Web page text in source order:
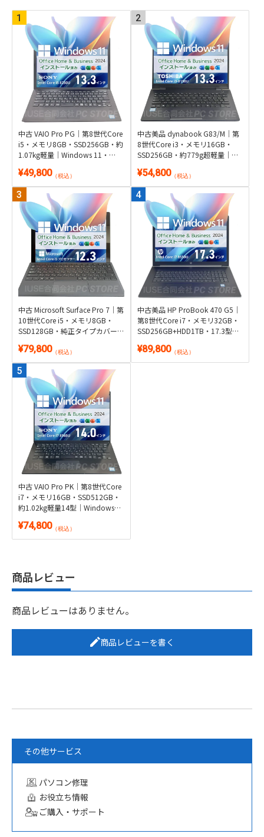
その他サービス
パソコン修理
お役立ち情報
ご購入・サポート
中古 VAIO Pro PG｜第8世代Core
i5・メモリ8GB・SSD256GB・約
1.07kg軽量｜Windows 11・
¥49,800（税込）
中古美品 dynabook G83/M｜第
8世代Core i3・メモリ16GB・
SSD256GB・約779g超軽量｜
2024付き
¥54,800（税込）
中古 Microsoft Surface Pro 7｜第
10世代Core i5・メモリ8GB・
SSD128GB・純正タイプカバー
Microsoft Office 2024付き・タブ
レット
¥79,800（税込）
中古美品 HP ProBook 470 G5｜
第8世代Core i7・メモリ32GB・
SSD256GB+HDD1TB・17.3型
Microsoft Office 2024付き
¥89,800（税込）
中古 VAIO Pro PK｜第8世代Core
i7・メモリ16GB・SSD512GB・
約1.02kg軽量14型｜Windows
¥74,800（税込）
商品レビュー
商品レビューはありません。
商品レビューを書く